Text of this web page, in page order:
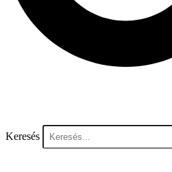
Keresés